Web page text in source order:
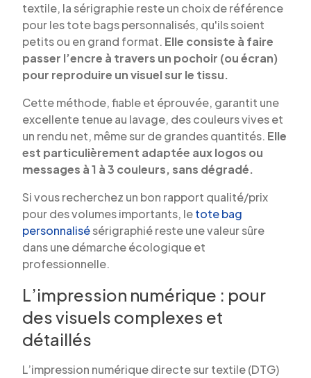
textile, la sérigraphie reste un choix de référence
pour les tote bags personnalisés, qu'ils soient
petits ou en grand format. Elle consiste à faire
passer l’encre à travers un pochoir (ou écran)
pour reproduire un visuel sur le tissu.
Cette méthode, fiable et éprouvée, garantit une
excellente tenue au lavage, des couleurs vives et
un rendu net, même sur de grandes quantités. Elle
est particulièrement adaptée aux logos ou
messages à 1 à 3 couleurs, sans dégradé.
Si vous recherchez un bon rapport qualité/prix
pour des volumes importants, letote bag
personnalisésérigraphié reste une valeur sûre
dans une démarche écologique et
professionnelle.
L’impression numérique : pour
des visuels complexes et
détaillés
L’impression numérique directe sur textile (DTG)